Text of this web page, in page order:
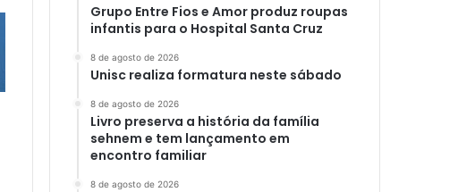
Grupo Entre Fios e Amor produz roupas
infantis para o Hospital Santa Cruz
8 de agosto de 2026
Unisc realiza formatura neste sábado
8 de agosto de 2026
Livro preserva a história da família
sehnem e tem lançamento em
encontro familiar
8 de agosto de 2026